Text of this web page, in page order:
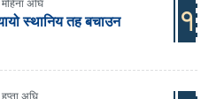
अघि
स्थानिय तह बचाउन
१
अघि